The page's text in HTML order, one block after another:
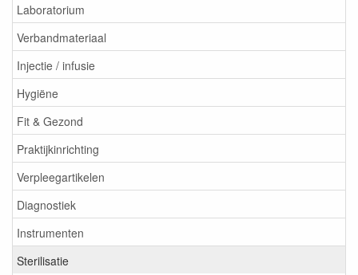
Laboratorium
Verbandmateriaal
Injectie / infusie
Hygiëne
Fit & Gezond
Praktijkinrichting
Verpleegartikelen
Diagnostiek
Instrumenten
Sterilisatie